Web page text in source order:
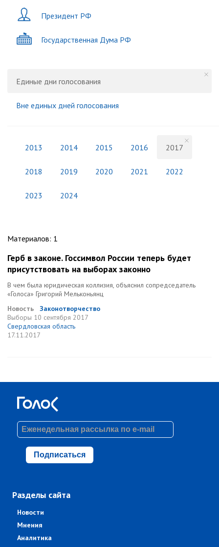
Президент РФ
Государственная Дума РФ
Единые дни голосования
Вне единых дней голосования
2013 2014 2015 2016 2017
2018 2019 2020 2021 2022
2023 2024
Материалов: 1
Герб в законе. Госсимвол России теперь будет
присутствовать на выборах законно
В чем была юридическая коллизия, объяснил сопредседатель
«Голоса» Григорий Мельконьянц
Новость
Законотворчество
Выборы 10 сентября 2017
Свердловская область
17.11.2017
Подписаться
Разделы сайта
Новости
Мнения
Аналитика